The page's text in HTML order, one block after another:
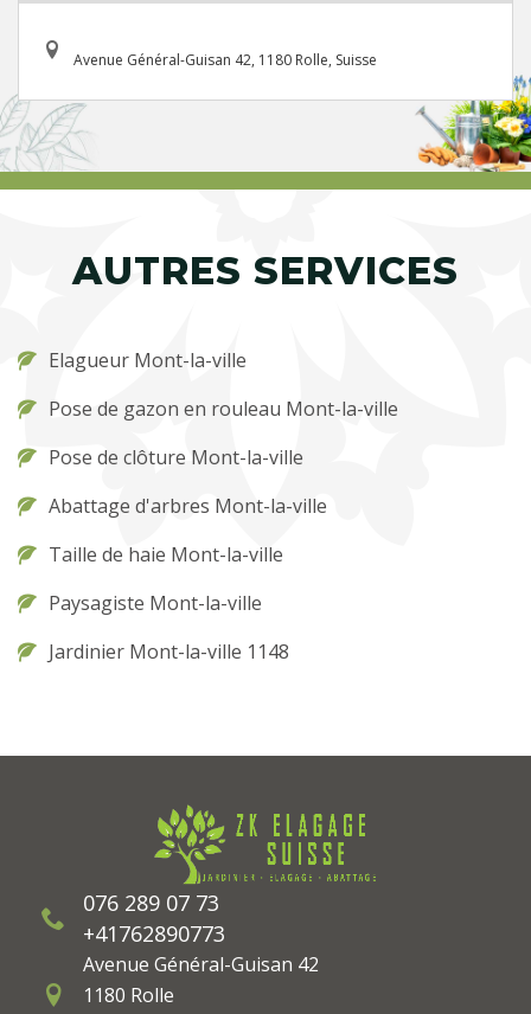
Avenue Général-Guisan 42, 1180 Rolle, Suisse
AUTRES SERVICES
Elagueur Mont-la-ville
Pose de gazon en rouleau Mont-la-ville
Pose de clôture Mont-la-ville
Abattage d'arbres Mont-la-ville
Taille de haie Mont-la-ville
Paysagiste Mont-la-ville
Jardinier Mont-la-ville 1148
076 289 07 73
+41762890773
Avenue Général-Guisan 42
1180 Rolle